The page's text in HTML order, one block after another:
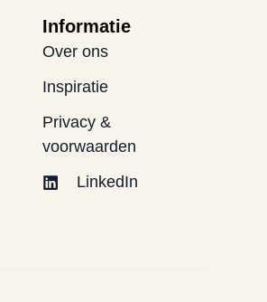
Informatie
Over ons
Inspiratie
Privacy &
voorwaarden
LinkedIn